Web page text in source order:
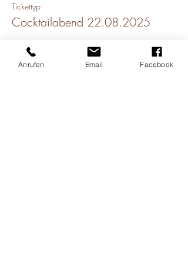
Tickettyp
Cocktailabend 22.08.2025
Mehr Infos
Preis
Anrufen Email Facebook